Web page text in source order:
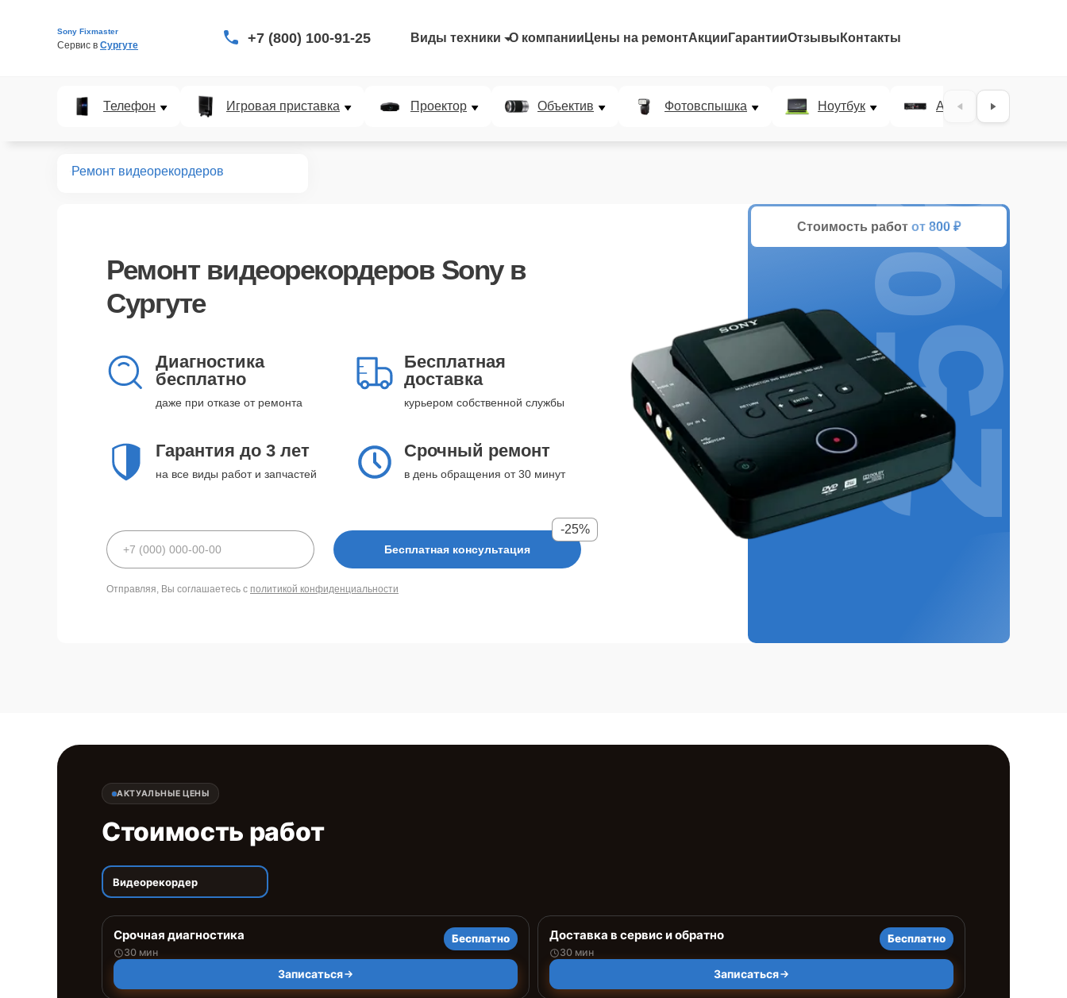
Sony Fixmaster
Сервис в Сургуте +7 (800) 100-91-25 Виды техники О компании Цены на ремонтАкции ГарантииОтзывы Контакты
Телефон Игровая приставка Проектор Объектив Фотовспышка Ноутбук AV-ресивер
Ремонт видеорекордеров
Ремонт видеорекордеров Sonyв
Сургуте
Диагностика
бесплатно
даже при отказе от ремонта
Бесплатная
доставка
курьером собственной службы
Гарантия до 3 лет
на все виды работ и запчастей
Срочный ремонт
в день обращения от 30 минут
Бесплатная консультация
-25%
Отправляя, Вы соглашаетесь с политикой конфиденциальности
Стоимость работ от 800 ₽
25%
АКТУАЛЬНЫЕ ЦЕНЫ
Стоимость работ
Видеорекордер
Срочная диагностика
30 мин
Бесплатно
Записаться
Доставка в сервис и обратно
30 мин
Бесплатно
Записаться